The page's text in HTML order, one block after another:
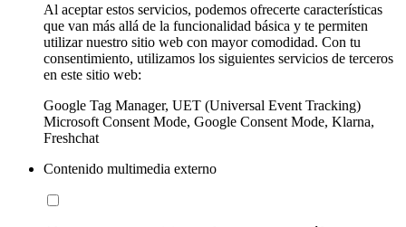
Al aceptar estos servicios, podemos ofrecerte características
que van más allá de la funcionalidad básica y te permiten
utilizar nuestro sitio web con mayor comodidad. Con tu
consentimiento, utilizamos los siguientes servicios de terceros
en este sitio web:
Google Tag Manager, UET (Universal Event Tracking)
Microsoft Consent Mode, Google Consent Mode, Klarna,
Freshchat
Contenido multimedia externo